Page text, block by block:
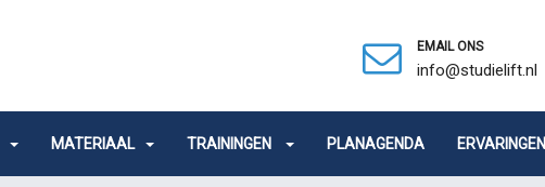
EMAIL ONS
info@studielift.nl
MATERIAAL TRAININGEN PLANAGENDA ERVARINGEN